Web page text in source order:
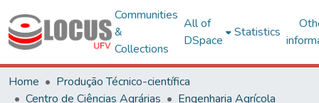
Communities
&
Collections
All of
DSpace
Statistics
Home
Produção Técnico-científica
Centro de Ciências Agrárias
Engenharia Agrícola